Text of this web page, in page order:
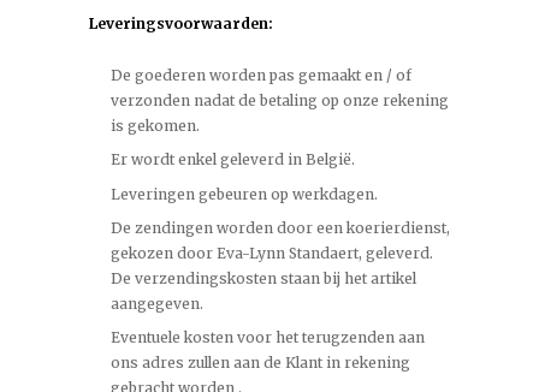
Leveringsvoorwaarden:
De goederen worden pas gemaakt en / of
verzonden nadat de betaling op onze rekening
is gekomen.
Er wordt enkel geleverd in België.
Leveringen gebeuren op werkdagen.
De zendingen worden door een koerierdienst,
gekozen door Eva-Lynn Standaert, geleverd.
De verzendingskosten staan bij het artikel
aangegeven.
Eventuele kosten voor het terugzenden aan
ons adres zullen aan de Klant in rekening
gebracht worden .